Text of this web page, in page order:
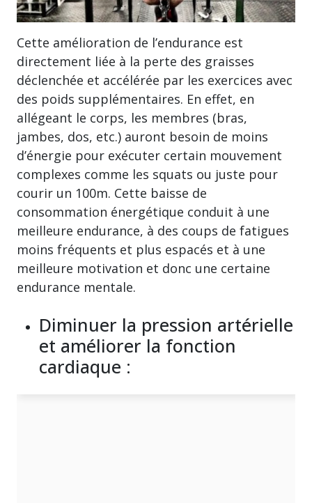
Cette amélioration de l’endurance est
directement liée à la perte des graisses
déclenchée et accélérée par les exercices avec
des poids supplémentaires. En effet, en
allégeant le corps, les membres (bras,
jambes, dos, etc.) auront besoin de moins
d’énergie pour exécuter certain mouvement
complexes comme les squats ou juste pour
courir un 100m. Cette baisse de
consommation énergétique conduit à une
meilleure endurance, à des coups de fatigues
moins fréquents et plus espacés et à une
meilleure motivation et donc une certaine
endurance mentale.
Diminuer la pression artérielle
et améliorer la fonction
cardiaque :